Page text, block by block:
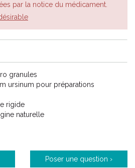
par la notice du médicament.
granules
ursinum pour préparations
rigide
naturelle
Poser une question ›